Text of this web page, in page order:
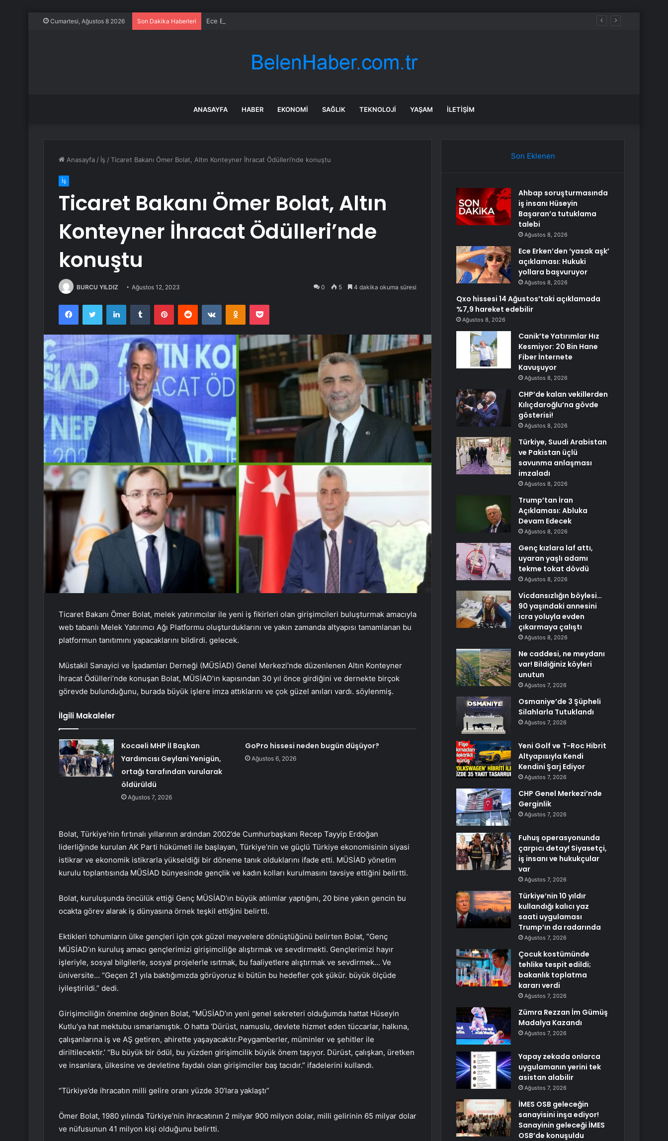
Cumartesi, Ağustos 8 2026 Son Dakika Haberleri Ece Erken’den ‘yasak aşk’ açıklaması: Hukuki yollara başvuruyor
ANASAYFA HABER EKONOMI SAĞLIK TEKNOLOJI YAŞAM İLETIŞIM
Anasayfa / İş /Ticaret Bakanı Ömer Bolat, Altın Konteyner İhracat Ödülleri’nde konuştu
İş
Ticaret Bakanı Ömer Bolat, Altın
Konteyner İhracat Ödülleri’nde
konuştu
BURCU YILDIZ Ağustos 12, 2023 0 5 4 dakika okuma süresi
FacebookTwitter LinkedInTumblr PinterestReddit VKontakteOdnoklassniki
Pocket
Ticaret Bakanı Ömer Bolat, melek yatırımcılar ile yeni iş fikirleri olan girişimcileri buluşturmak amacıyla
web tabanlı Melek Yatırımcı Ağı Platformu oluşturduklarını ve yakın zamanda altyapısı tamamlanan bu
platformun tanıtımını yapacaklarını bildirdi. gelecek.
Müstakil Sanayici ve İşadamları Derneği (MÜSİAD) Genel Merkezi’nde düzenlenen Altın Konteyner
İhracat Ödülleri’nde konuşan Bolat, MÜSİAD’ın kapısından 30 yıl önce girdiğini ve dernekte birçok
görevde bulunduğunu, burada büyük işlere imza attıklarını ve çok güzel anıları vardı. söylenmiş.
İlgili Makaleler
Kocaeli MHP İl Başkan
Yardımcısı Geylani Yenigün,
ortağı tarafından vurularak
öldürüldü
Ağustos 7, 2026
GoPro hissesi neden bugün düşüyor?
Ağustos 6, 2026
Bolat, Türkiye’nin fırtınalı yıllarının ardından 2002’de Cumhurbaşkanı Recep Tayyip Erdoğan
liderliğinde kurulan AK Parti hükümeti ile başlayan, Türkiye’nin ve güçlü Türkiye ekonomisinin siyasi
istikrar ve ekonomik istikrarla yükseldiği bir döneme tanık olduklarını ifade etti. MÜSİAD yönetim
kurulu toplantısında MÜSİAD bünyesinde gençlik ve kadın kolları kurulmasını tavsiye ettiğini belirtti.
Bolat, kuruluşunda öncülük ettiği Genç MÜSİAD’ın büyük atılımlar yaptığını, 20 bine yakın gencin bu
ocakta görev alarak iş dünyasına örnek teşkil ettiğini belirtti.
Ektikleri tohumların ülke gençleri için çok güzel meyvelere dönüştüğünü belirten Bolat, “Genç
MÜSİAD’ın kuruluş amacı gençlerimizi girişimciliğe alıştırmak ve sevdirmekti. Gençlerimizi hayır
işleriyle, sosyal bilgilerle, sosyal projelerle ısıtmak, bu faaliyetlere alıştırmak ve sevdirmek… Ve
üniversite… “Geçen 21 yıla baktığımızda görüyoruz ki bütün bu hedefler çok şükür. büyük ölçüde
iyileştirildi.” dedi.
Girişimciliğin önemine değinen Bolat, “MÜSİAD’ın yeni genel sekreteri olduğumda hattat Hüseyin
Kutlu’ya hat mektubu ısmarlamıştık. O hatta ‘Dürüst, namuslu, devlete hizmet eden tüccarlar, halkına,
çalışanlarına iş ve AŞ getiren, ahirette yaşayacaktır.Peygamberler, müminler ve şehitler ile
diriltilecektir.’ “Bu büyük bir ödül, bu yüzden girişimcilik büyük önem taşıyor. Dürüst, çalışkan, üretken
ve insanlara, ülkesine ve devletine faydalı olan girişimciler baş tacıdır.” ifadelerini kullandı.
“Türkiye’de ihracatın milli gelire oranı yüzde 30’lara yaklaştı”
Ömer Bolat, 1980 yılında Türkiye’nin ihracatının 2 milyar 900 milyon dolar, milli gelirinin 65 milyar dolar
ve nüfusunun 41 milyon kişi olduğunu belirtti.
Son Eklenen
Ahbap soruşturmasında
iş insanı Hüseyin
Başaran’a tutuklama
talebi
Ağustos 8, 2026
Ece Erken’den ‘yasak aşk’
açıklaması: Hukuki
yollara başvuruyor
Ağustos 8, 2026
Qxo hissesi 14 Ağustos’taki açıklamada
%7,9 hareket edebilir
Ağustos 8, 2026
Canik’te Yatırımlar Hız
Kesmiyor: 20 Bin Hane
Fiber İnternete
Kavuşuyor
Ağustos 8, 2026
CHP’de kalan vekillerden
Kılıçdaroğlu’na gövde
gösterisi!
Ağustos 8, 2026
Türkiye, Suudi Arabistan
ve Pakistan üçlü
savunma anlaşması
imzaladı
Ağustos 8, 2026
Trump’tan İran
Açıklaması: Abluka
Devam Edecek
Ağustos 8, 2026
Genç kızlara laf attı,
uyaran yaşlı adamı
tekme tokat dövdü
Ağustos 8, 2026
Vicdansızlığın böylesi…
90 yaşındaki annesini
icra yoluyla evden
çıkarmaya çalıştı
Ağustos 8, 2026
Ne caddesi, ne meydanı
var! Bildiğiniz köyleri
unutun
Ağustos 7, 2026
Osmaniye’de 3 Şüpheli
Silahlarla Tutuklandı
Ağustos 7, 2026
Yeni Golf ve T-Roc Hibrit
Altyapısıyla Kendi
Kendini Şarj Ediyor
Ağustos 7, 2026
CHP Genel Merkezi’nde
Gerginlik
Ağustos 7, 2026
Fuhuş operasyonunda
çarpıcı detay! Siyasetçi,
iş insanı ve hukukçular
var
Ağustos 7, 2026
Türkiye’nin 10 yıldır
kullandığı kalıcı yaz
saati uygulaması
Trump’ın da radarında
Ağustos 7, 2026
Çocuk kostümünde
tehlike tespit edildi;
bakanlık toplatma
kararı verdi
Ağustos 7, 2026
Zümra Rezzan İm Gümüş
Madalya Kazandı
Ağustos 7, 2026
Yapay zekada onlarca
uygulamanın yerini tek
asistan alabilir
Ağustos 7, 2026
İMES OSB geleceğin
sanayisini inşa ediyor!
Sanayinin geleceği İMES
OSB’de konuşuldu